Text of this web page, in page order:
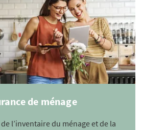
de ménage
l’inventaire du ménage et de la